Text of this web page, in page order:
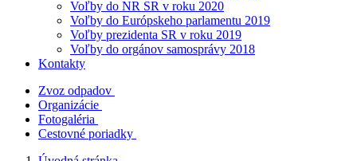
Voľby do NR SR v roku 2020
Voľby do Európskeho parlamentu 2019
Voľby prezidenta SR v roku 2019
Voľby do orgánov samosprávy 2018
Kontakty
Zvoz odpadov
Organizácie
Fotogaléria
Cestovné poriadky